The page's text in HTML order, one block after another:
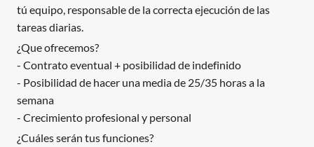
tú equipo, responsable de la correcta ejecución de las
tareas diarias.
¿Que ofrecemos?
- Contrato eventual + posibilidad de indefinido
- Posibilidad de hacer una media de 25/35 horas a la
semana
- Crecimiento profesional y personal
¿Cuáles serán tus funciones?